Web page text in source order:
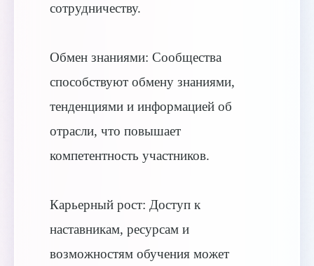
сотрудничеству.
Обмен знаниями: Сообщества
способствуют обмену знаниями,
тенденциями и информацией об
отрасли, что повышает
компетентность участников.
Карьерный рост: Доступ к
наставникам, ресурсам и
возможностям обучения может